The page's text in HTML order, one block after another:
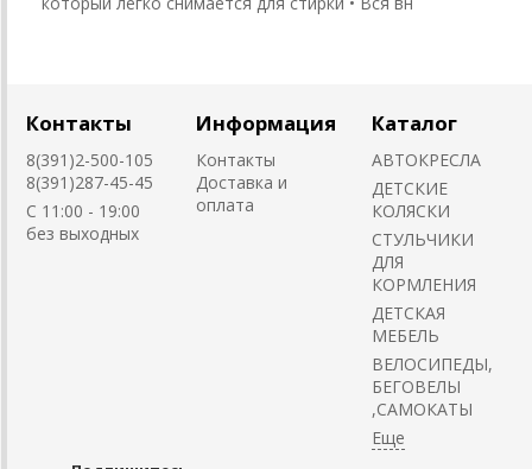
Контакты
8(391)2-500-105
8(391)287-45-45
C 11:00 - 19:00
без выходных
Информация
Контакты
Доставка и
оплата
Каталог
АВТОКРЕСЛА
ДЕТСКИЕ
КОЛЯСКИ
CТУЛЬЧИКИ
ДЛЯ
КОРМЛЕНИЯ
ДЕТСКАЯ
МЕБЕЛЬ
ВЕЛОСИПЕДЫ,
БЕГОВЕЛЫ
,САМОКАТЫ